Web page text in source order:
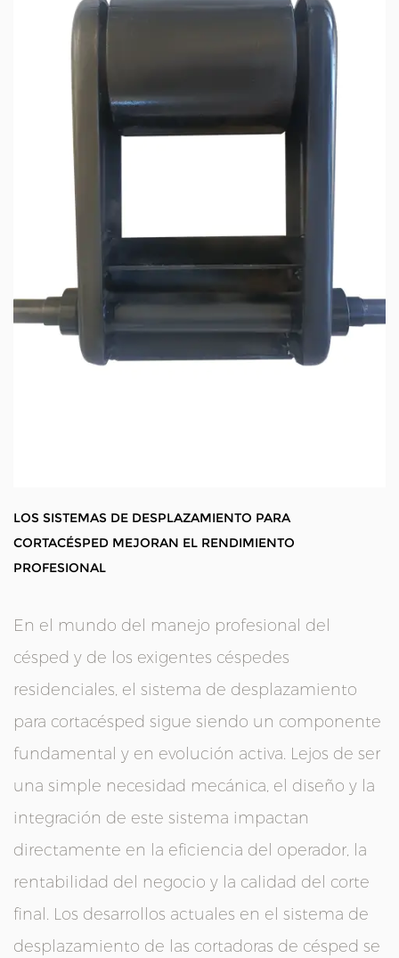
LOS SISTEMAS DE DESPLAZAMIENTO PARA
CORTACÉSPED MEJORAN EL RENDIMIENTO
PROFESIONAL
En el mundo del manejo profesional del
césped y de los exigentes céspedes
residenciales, el sistema de desplazamiento
para cortacésped sigue siendo un componente
fundamental y en evolución activa. Lejos de ser
una simple necesidad mecánica, el diseño y la
integración de este sistema impactan
directamente en la eficiencia del operador, la
rentabilidad del negocio y la calidad del corte
final. Los desarrollos actuales en el sistema de
desplazamiento de las cortadoras de césped se